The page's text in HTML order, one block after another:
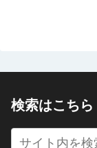
検索はこちら